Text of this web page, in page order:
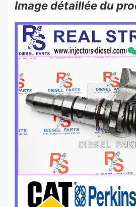
Image détaillée du